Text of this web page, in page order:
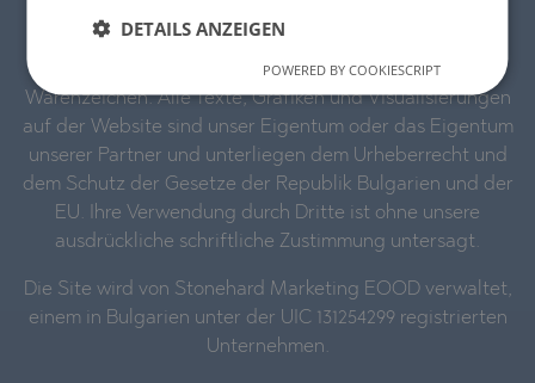
Rechte vorbehalten.
STONEHARD™ und das Logo sind eingetragene
Warenzeichen. Alle Texte, Grafiken und Visualisierungen
auf der Website sind unser Eigentum oder das Eigentum
unserer Partner und unterliegen dem Urheberrecht und
dem Schutz der Gesetze der Republik Bulgarien und der
EU. Ihre Verwendung durch Dritte ist ohne unsere
ausdrückliche schriftliche Zustimmung untersagt.
Die Site wird von Stonehard Marketing EOOD verwaltet,
einem in Bulgarien unter der UIC 131254299 registrierten
Unternehmen.
DETAILS ANZEIGEN
POWERED BY COOKIESCRIPT